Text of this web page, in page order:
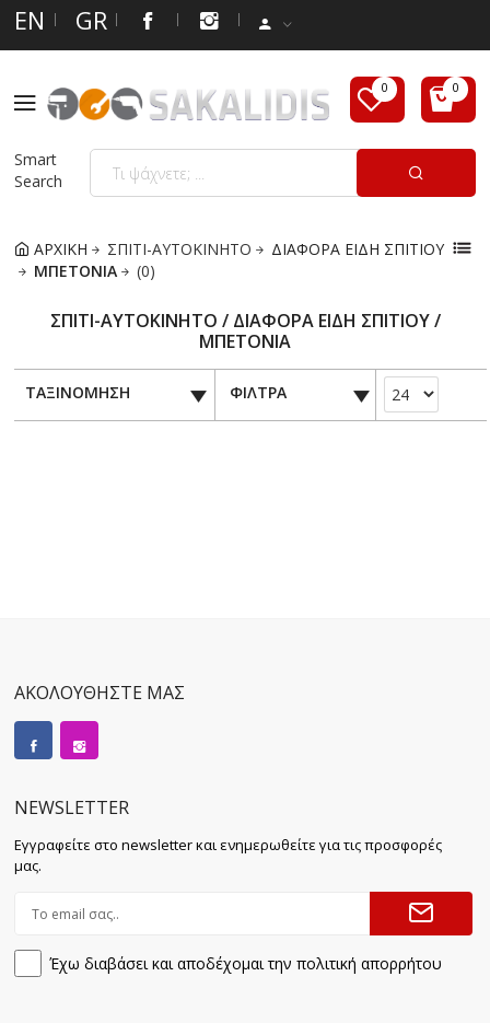
EN GR
Smart
Search
ΑΡΧΙΚΗ ΣΠΙΤΙ-ΑΥΤΟΚΙΝΗΤΟ
ΔΙΑΦΟΡΑ ΕΙΔΗ ΣΠΙΤΙΟΥ
ΜΠΕΤΟΝΙΑ
(0)
ΣΠΙΤΙ-ΑΥΤΟΚΙΝΗΤΟ / ΔΙΑΦΟΡΑ ΕΙΔΗ ΣΠΙΤΙΟΥ /
ΜΠΕΤΟΝΙΑ
ΤΑΞΙΝΟΜΗΣΗ ΦΙΛΤΡΑ
ΑΚΟΛΟΥΘΗΣΤΕ ΜΑΣ
NEWSLETTER
Εγγραφείτε στο newsletter και ενημερωθείτε για τις προσφορές
μας.
Έχω διαβάσει και αποδέχομαι την πολιτική απορρήτου